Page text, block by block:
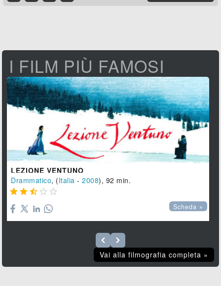
I FILM PIÙ FAMOSI
LEZIONE VENTUNO
Drammatico, (Italia -2008), 92 min.
    
Scheda »
Vai alla filmografia completa »